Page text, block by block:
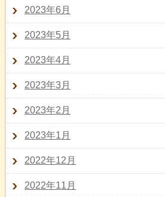
2023年6月
2023年5月
2023年4月
2023年3月
2023年2月
2023年1月
2022年12月
2022年11月